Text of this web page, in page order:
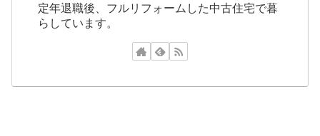
定年退職後、フルリフォームした中古住宅で暮
らしています。